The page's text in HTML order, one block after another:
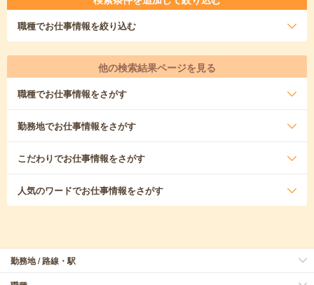
職種でお仕事情報を絞り込む
他の検索結果ページを見る
職種でお仕事情報をさがす
勤務地でお仕事情報をさがす
こだわりでお仕事情報をさがす
人気のワードでお仕事情報をさがす
勤務地 / 路線・駅